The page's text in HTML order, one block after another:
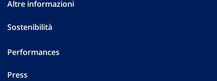
Altre informazioni
Sostenibilità
Performances
Press